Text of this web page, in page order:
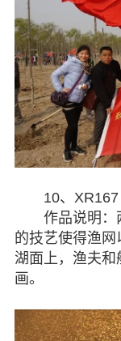
10、XR167
作品说明：两
的技艺使得渔
湖面上，渔夫和
画。